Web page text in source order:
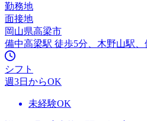
勤務地
面接地
岡山県高梁市
備中高梁駅 徒歩5分、木野山駅、
シフト
週3日からOK
未経験OK